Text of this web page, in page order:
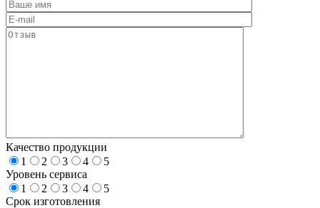
Качество продукции
1
2 3 4
5
Уровень сервиса
1
2 3 4
5
Срок изготовления